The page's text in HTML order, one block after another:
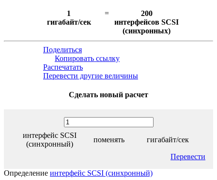
1
гигабайт/сек
=
200
интерфейсов SCSI
(синхронных)
Поделиться
Копировать ссылку
Распечатать
Перевести другие величины
Сделать новый расчет
интерфейс SCSI
(синхронный)
поменять гигабайт/сек
Перевести
Определение интерфейс SCSI (синхронный)